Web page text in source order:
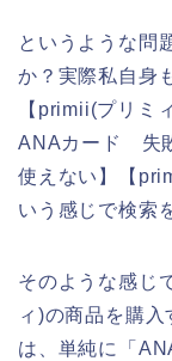
というような問
か？実際私自身
【primii(プリミ
ANAカード 失
使えない】【
いう感じで検索
そのような感じ
ィ)の商品を購
は、単純に「